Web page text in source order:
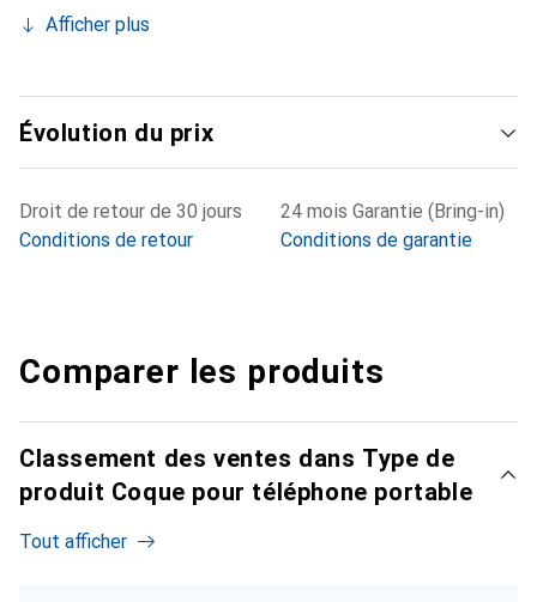
Afficher plus
Évolution du prix
Droit de retour de 30 jours
Conditions de retour
24 mois Garantie (Bring-in)
Conditions de garantie
Comparer les produits
Classement des ventes dans Type de
produit Coque pour téléphone portable
Tout afficher